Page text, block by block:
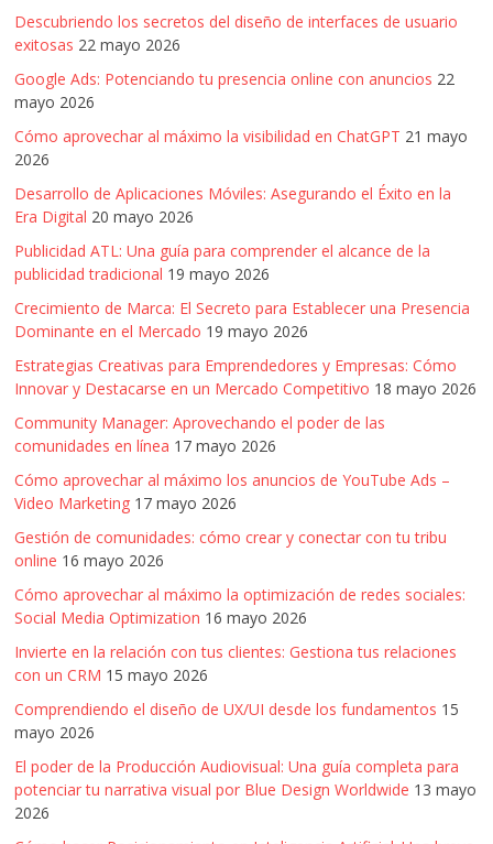
Descubriendo los secretos del diseño de interfaces de usuario
exitosas 22 mayo 2026
Google Ads: Potenciando tu presencia online con anuncios 22
mayo 2026
Cómo aprovechar al máximo la visibilidad en ChatGPT 21 mayo
2026
Desarrollo de Aplicaciones Móviles: Asegurando el Éxito en la
Era Digital 20 mayo 2026
Publicidad ATL: Una guía para comprender el alcance de la
publicidad tradicional 19 mayo 2026
Crecimiento de Marca: El Secreto para Establecer una Presencia
Dominante en el Mercado 19 mayo 2026
Estrategias Creativas para Emprendedores y Empresas: Cómo
Innovar y Destacarse en un Mercado Competitivo 18 mayo 2026
Community Manager: Aprovechando el poder de las
comunidades en línea 17 mayo 2026
Cómo aprovechar al máximo los anuncios de YouTube Ads –
Video Marketing 17 mayo 2026
Gestión de comunidades: cómo crear y conectar con tu tribu
online 16 mayo 2026
Cómo aprovechar al máximo la optimización de redes sociales:
Social Media Optimization 16 mayo 2026
Invierte en la relación con tus clientes: Gestiona tus relaciones
con un CRM 15 mayo 2026
Comprendiendo el diseño de UX/UI desde los fundamentos 15
mayo 2026
El poder de la Producción Audiovisual: Una guía completa para
potenciar tu narrativa visual por Blue Design Worldwide 13 mayo
2026